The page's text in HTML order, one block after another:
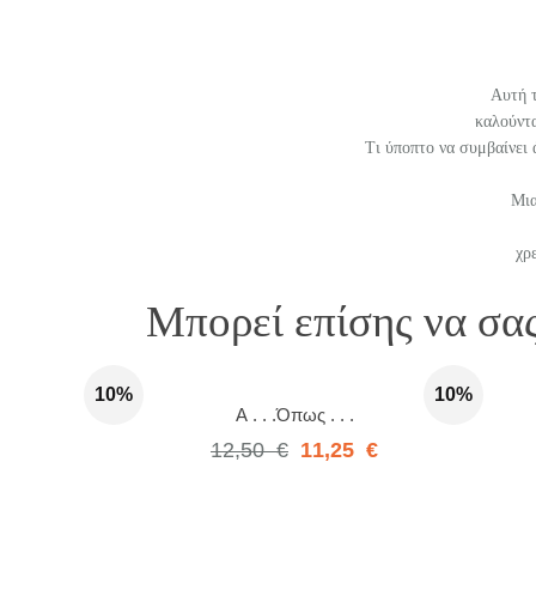
Αυτή
Τι ύποπτο να συμβαίνει
Μπορεί επίσης να
10%
Α . . .Όπως . . .
12,50 € 11,25 €
10%